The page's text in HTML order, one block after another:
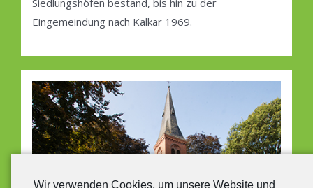
Wir verwenden Cookies, um unsere Website und
Eingemeindung nach Kalkar 1969.